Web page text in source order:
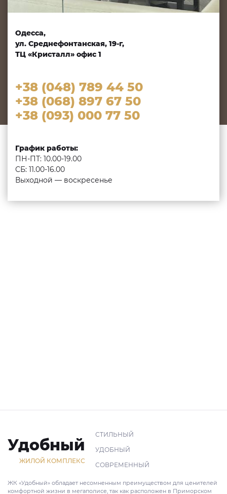
Одесса,
ул. Среднефонтанская, 19-г,
ТЦ «Кристалл» офис 1
+38 (048) 789 44 50
+38 (068) 897 67 50
+38 (093) 000 77 50
График работы:
ПН-ПТ: 10.00-19.00
СБ: 11.00-16.00
Выходной — воскресенье
Удобный
ЖИЛОЙ КОМПЛЕКС
СТИЛЬНЫЙ
УДОБНЫЙ
СОВРЕМЕННЫЙ
ЖК «Удобный» обладает несомненным преимуществом для ценителей
комфортной жизни в мегаполисе, так как расположен в Приморском